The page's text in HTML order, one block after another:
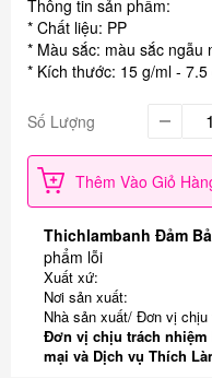
Thông tin sản phẩm:
* Chất liệu: PP
* Màu sắc: màu sắc ngẫu
* Kích thước: 15 g/ml -
Số Lượng
Thêm Vào Giỏ
Thichlambanh Đảm
phẩm lỗi
Xuất xứ:
Nơi sản xuất:
Nhà sản xuất/ Đơn vị
Đơn vị chịu trách nhiệm
mại và Dịch vụ Thích